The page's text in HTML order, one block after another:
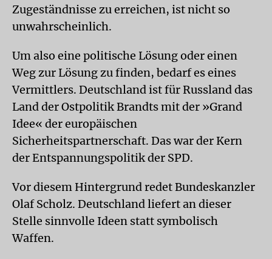
Zugeständnisse zu erreichen, ist nicht so
unwahrscheinlich.
Um also eine politische Lösung oder einen
Weg zur Lösung zu finden, bedarf es eines
Vermittlers. Deutschland ist für Russland das
Land der Ostpolitik Brandts mit der »Grand
Idee« der europäischen
Sicherheitspartnerschaft. Das war der Kern
der Entspannungspolitik der SPD.
Vor diesem Hintergrund redet Bundeskanzler
Olaf Scholz. Deutschland liefert an dieser
Stelle sinnvolle Ideen statt symbolisch
Waffen.